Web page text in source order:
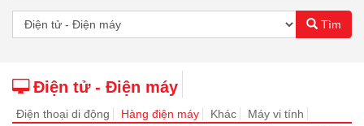
Tìm
Điện tử - Điện máy
Điện thoại di động Hàng điện máy Khác Máy vi tính